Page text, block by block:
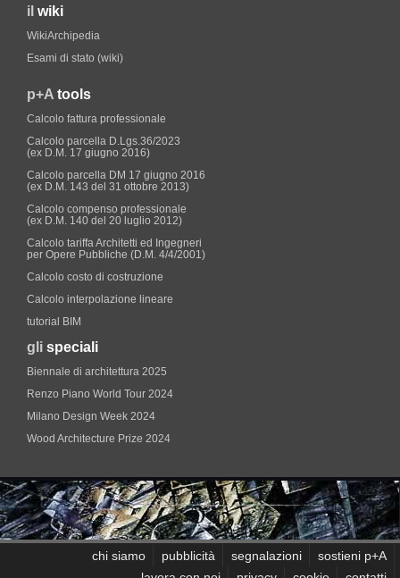
il wiki
WikiArchipedia
Esami di stato (wiki)
p+A tools
Calcolo fattura professionale
Calcolo parcella D.Lgs.36/2023
(ex D.M. 17 giugno 2016)
Calcolo parcella DM 17 giugno 2016
(ex D.M. 143 del 31 ottobre 2013)
Calcolo compenso professionale
(ex D.M. 140 del 20 luglio 2012)
Calcolo tariffa Architetti ed Ingegneri
per Opere Pubbliche (D.M. 4/4/2001)
Calcolo costo di costruzione
Calcolo interpolazione lineare
tutorial BIM
gli speciali
Biennale di architettura 2025
Renzo Piano World Tour 2024
Milano Design Week 2024
Wood Architecture Prize 2024
chi siamo pubblicità segnalazioni
sostieni p+A